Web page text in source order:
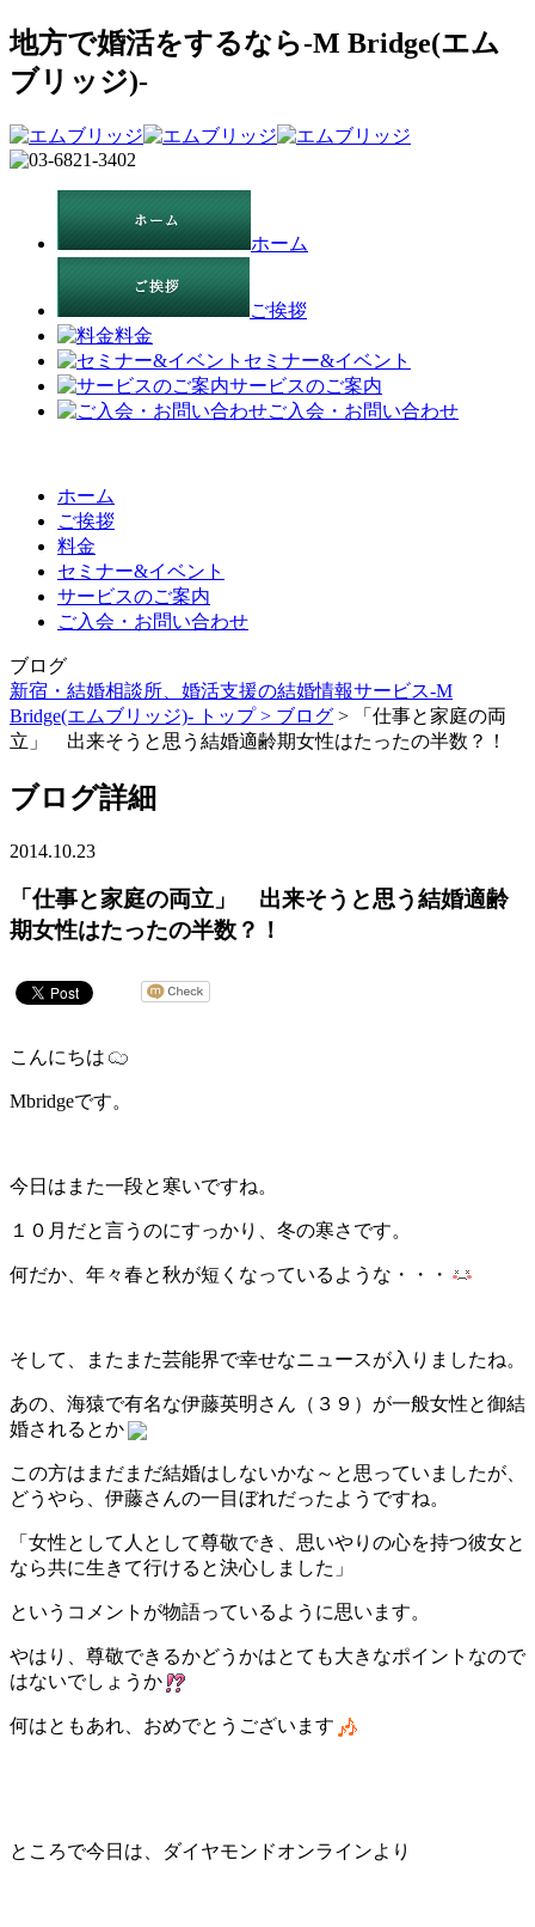
地方で婚活をするなら-M Bridge(エム
ブリッジ)-
ホーム
ご挨拶
料金
セミナー&イベント
サービスのご案内
ご入会・お問い合わせ
ホーム
ご挨拶
料金
セミナー&イベント
サービスのご案内
ご入会・お問い合わせ
ブログ
新宿・結婚相談所、婚活支援の結婚情報サービス-M
Bridge(エムブリッジ)- トップ > ブログ > 「仕事と家庭の両
立」 出来そうと思う結婚適齢期女性はたったの半数？！
ブログ詳細
2014.10.23
「仕事と家庭の両立」 出来そうと思う結婚適齢
期女性はたったの半数？！
こんにちは
Mbridgeです。
今日はまた一段と寒いですね。
１０月だと言うのにすっかり、冬の寒さです。
何だか、年々春と秋が短くなっているような・・・
そして、またまた芸能界で幸せなニュースが入りましたね。
あの、海猿で有名な伊藤英明さん（３９）が一般女性と御結
婚されるとか
この方はまだまだ結婚はしないかな～と思っていましたが、
どうやら、伊藤さんの一目ぼれだったようですね。
「女性として人として尊敬でき、思いやりの心を持つ彼女と
なら共に生きて行けると決心しました」
というコメントが物語っているように思います。
やはり、尊敬できるかどうかはとても大きなポイントなので
はないでしょうか
何はともあれ、おめでとうございます
ところで今日は、ダイヤモンドオンラインより